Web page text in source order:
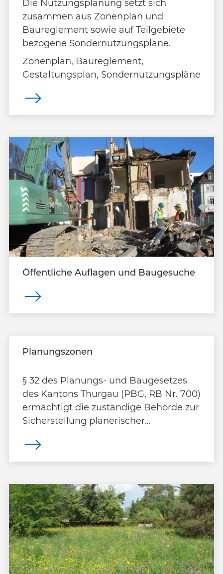
Die Nutzungsplanung setzt sich
zusammen aus Zonenplan und
Baureglement sowie auf Teilgebiete
bezogene Sondernutzungspläne.
Zonenplan, Baureglement,
Gestaltungsplan, Sondernutzungspläne
Öffentliche Auflagen und Baugesuche
Planungszonen
§ 32 des Planungs- und Baugesetzes
des Kantons Thurgau (PBG, RB Nr. 700)
ermächtigt die zuständige Behörde zur
Sicherstellung planerischer
für die Dauer bis zu zwei Jahren
Planungszonen festlegen.